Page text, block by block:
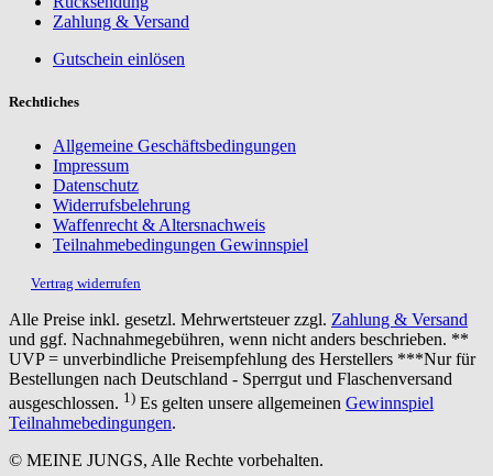
Zahlung & Versand
Gutschein einlösen
Rechtliches
Allgemeine Geschäftsbedingungen
Impressum
Datenschutz
Widerrufsbelehrung
Waffenrecht & Altersnachweis
Teilnahmebedingungen Gewinnspiel
Vertrag widerrufen
Alle Preise inkl. gesetzl. Mehrwertsteuer zzgl. Zahlung & Versand
und ggf. Nachnahmegebühren, wenn nicht anders beschrieben. **
UVP = unverbindliche Preisempfehlung des Herstellers ***Nur für
Bestellungen nach Deutschland - Sperrgut und Flaschenversand
ausgeschlossen. 1) Es gelten unsere allgemeinen Gewinnspiel
Teilnahmebedingungen.
© MEINE JUNGS, Alle Rechte vorbehalten.